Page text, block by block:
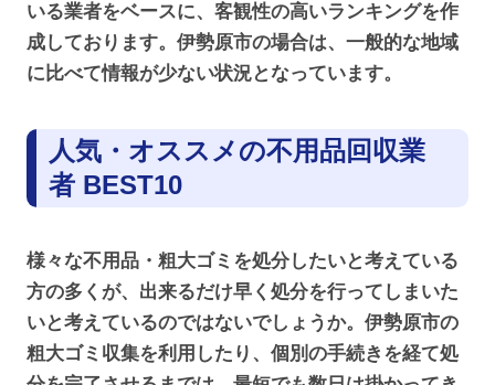
いる業者をベースに、客観性の高いランキングを作
成しております。伊勢原市の場合は、一般的な地域
に比べて情報が少ない状況となっています。
人気・オススメの不用品回収業
者 BEST10
様々な不用品・粗大ゴミを処分したいと考えている
方の多くが、出来るだけ早く処分を行ってしまいた
いと考えているのではないでしょうか。伊勢原市の
粗大ゴミ収集を利用したり、個別の手続きを経て処